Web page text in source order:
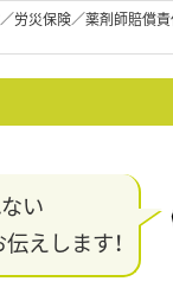
労災保険／薬剤師賠償
い
えします！